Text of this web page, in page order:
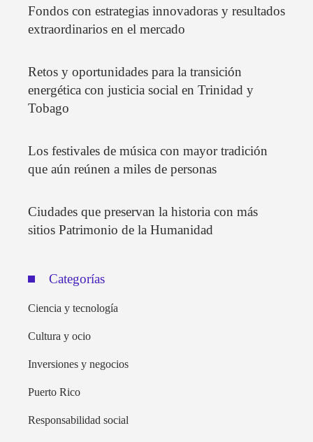
Fondos con estrategias innovadoras y resultados
extraordinarios en el mercado
Retos y oportunidades para la transición
energética con justicia social en Trinidad y
Tobago
Los festivales de música con mayor tradición
que aún reúnen a miles de personas
Ciudades que preservan la historia con más
sitios Patrimonio de la Humanidad
Categorías
Ciencia y tecnología
Cultura y ocio
Inversiones y negocios
Puerto Rico
Responsabilidad social